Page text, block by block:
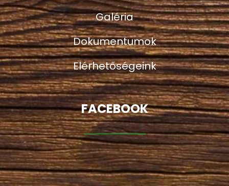
Galéria
Dokumentumok
Elérhetőségeink
FACEBOOK